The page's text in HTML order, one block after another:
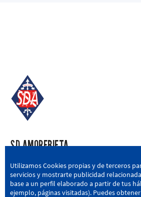
SD AMOREBIETA
San Miguel Kalea, 16, 48340
946 604 751 | sda@sdamorebieta.eus
Utilizamos Cookies propias y de terceros
servicios y mostrarte publicidad
base a un perfil elaborado a partir de tus
ejemplo, páginas visitadas). Puedes